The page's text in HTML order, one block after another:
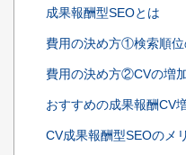
成果報酬型SEOとは
費用の決め方①検索順位
費用の決め方②CVの増
おすすめの成果報酬CV
CV成果報酬型SEOのメ